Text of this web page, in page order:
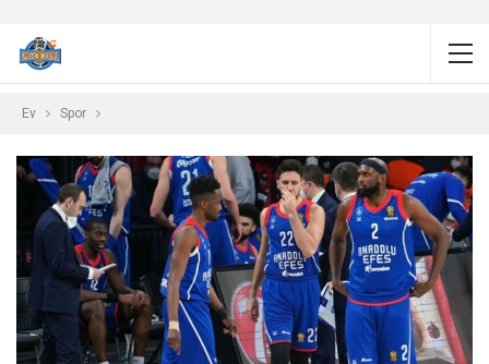
Ev Spor